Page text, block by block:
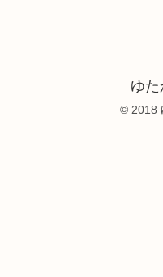
ゆた
© 2018